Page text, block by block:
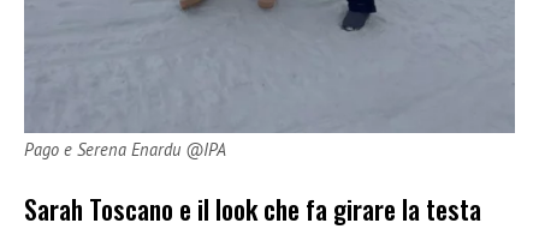
Pago e Serena Enardu @IPA
Sarah Toscano e il look che fa girare la testa